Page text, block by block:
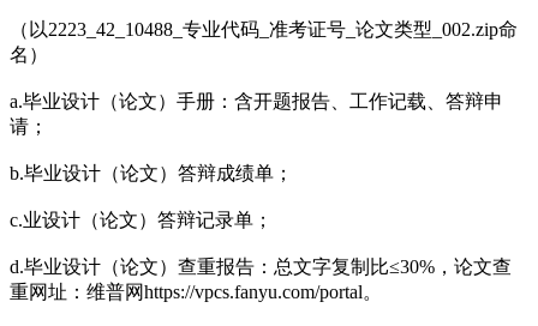
（以2223_42_10488_专业代码_准考证号_论文类型_002.zip命
名）
a.毕业设计（论文）手册：含开题报告、工作记载、答辩申
请；
b.毕业设计（论文）答辩成绩单；
c.业设计（论文）答辩记录单；
d.毕业设计（论文）查重报告：总文字复制比≤30%，论文查
重网址：维普网https://vpcs.fanyu.com/portal。